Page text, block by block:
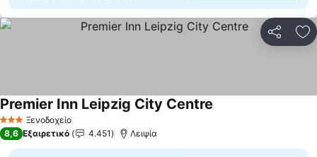
3 ΑστέριαΞενοδοχείο
Premier Inn Leipzig City Centre
8,6 Εξαιρετικό 4.451 Λειψία